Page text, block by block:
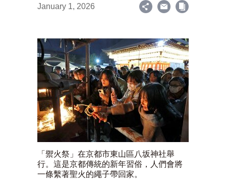
January 1, 2026
「禦火祭」在京都市東山區八坂神社舉
行。這是京都傳統的新年習俗，人們會將
一條繫著聖火的繩子帶回家。